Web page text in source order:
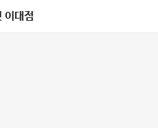
이대점